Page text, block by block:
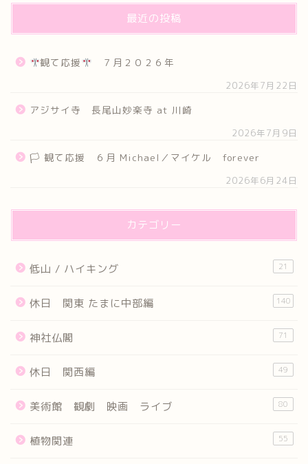
最近の投稿
観て応援 ７月２０２６年
2026年7月22日
アジサイ寺 長尾山妙楽寺 at 川崎
2026年7月9日
🏳 観て応援 ６月 Michael／マイケル forever
2026年6月24日
カテゴリー
低山 / ハイキング 21
休日 関東 たまに中部編 140
神社仏閣 71
休日 関西編 49
美術館 観劇 映画 ライブ 80
植物関連 55